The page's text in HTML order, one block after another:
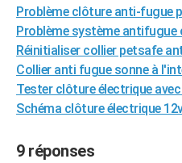
S'inscrire
Se connecter
Lycées
Collèges
Primaires
Universités
Entreprises
Service militaire
Avis de recherche
AVIS DE DÉCÈS
FORUM
Bricolage
Lifestyle
Culture
Sport
Auto
Television
Voyage
Cinema
Problème clôture anti-fugue
Problème système antifugue
Réinitialiser collier petsafe
Collier anti fugue sonne à
Tester clôture électrique
Schéma clôture électrique
9 réponses